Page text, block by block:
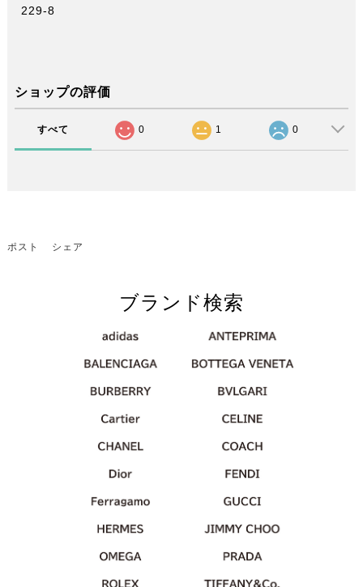
229-8
ショップの評価
すべて 0 1 0
シェア
ポスト
ブランド検索